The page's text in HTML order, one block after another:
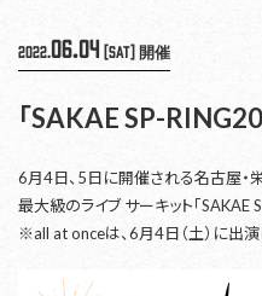
2022.06.04[Sat]開催
「SAKAE SP-
6月4日、5日に開催される名古屋・
最大級のライブ サーキット「
※all at onceは、6月4日（土）に出演